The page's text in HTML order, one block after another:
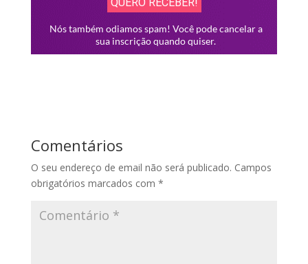
Comentários
O seu endereço de email não será publicado. Campos
obrigatórios marcados com *